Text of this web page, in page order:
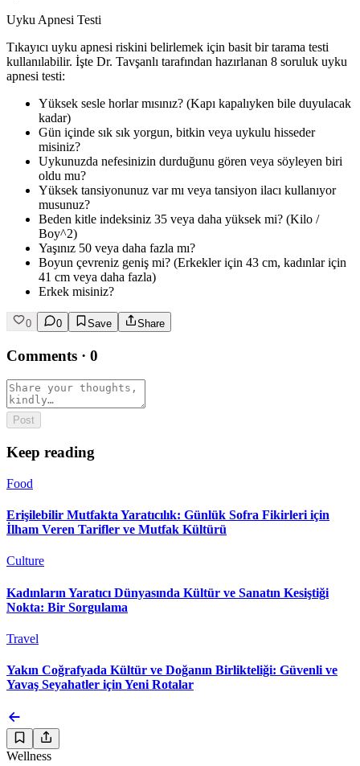
Uyku Apnesi Testi
Tıkayıcı uyku apnesi riskini belirlemek için basit bir tarama testi
kullanılabilir. İşte Dr. Tavşanlı tarafından hazırlanan 8 soruluk uyku
apnesi testi:
Yüksek sesle horlar mısınız? (Kapı kapalıyken bile duyulacak
kadar)
Gün içinde sık sık yorgun, bitkin veya uykulu hisseder
misiniz?
Uykunuzda nefesinizin durduğunu gören veya söyleyen biri
oldu mu?
Yüksek tansiyonunuz var mı veya tansiyon ilacı kullanıyor
musunuz?
Beden kitle indeksiniz 35 veya daha yüksek mi? (Kilo /
Boy^2)
Yaşınız 50 veya daha fazla mı?
Boyun çevreniz geniş mi? (Erkekler için 43 cm, kadınlar için
41 cm veya daha fazla)
Erkek misiniz?
0 0 Save Share
Comments · 0
Post
Keep reading
Food
Erişilebilir Mutfakta Yaratıcılık: Günlük Sofra Fikirleri için
İlham Veren Tarifler ve Mutfak Kültürü
Culture
Kadınların Yaratıcı Dünyasında Kültür ve Sanatın Kesiştiği
Nokta: Bir Sorgulama
Travel
Yakın Coğrafyada Kültür ve Doğanın Birlikteliği: Güvenli ve
Yavaş Seyahatler için Yeni Rotalar
Wellness